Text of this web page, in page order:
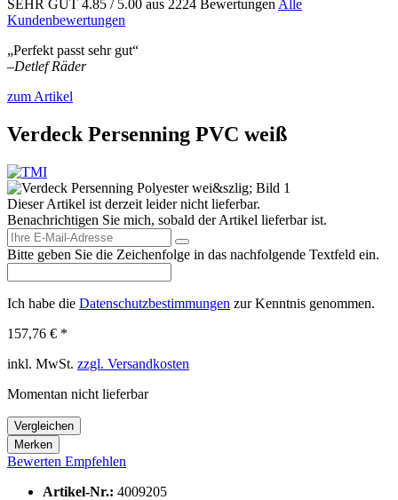
SEHR GUT 4.85 / 5.00 aus 2224 Bewertungen Alle
Kundenbewertungen
„Perfekt passt sehr gut“
–Detlef Räder
zum Artikel
Verdeck Persenning PVC weiß
Dieser Artikel ist derzeit leider nicht lieferbar.
Benachrichtigen Sie mich, sobald der Artikel lieferbar ist.
Bitte geben Sie die Zeichenfolge in das nachfolgende Textfeld ein.
Ich habe die Datenschutzbestimmungen zur Kenntnis genommen.
157,76 € *
inkl. MwSt. zzgl. Versandkosten
Momentan nicht lieferbar
Vergleichen
Merken
Bewerten Empfehlen
Artikel-Nr.: 4009205